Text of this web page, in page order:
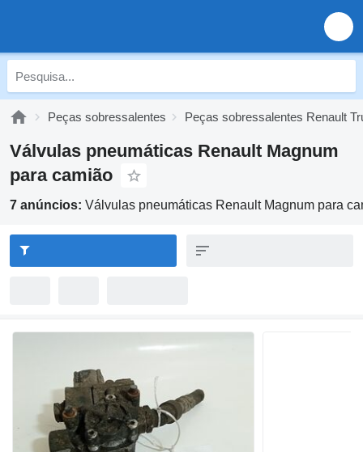
Peças sobressalentes Peças sobressalentes Renault
Válvulas pneumáticas Renault Magnum
para camião
7 anúncios: Válvulas pneumáticas Renault Magnum para